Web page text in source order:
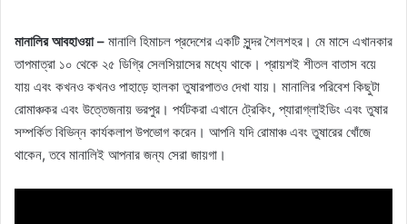
মানালির আবহাওয়া – মানালি হিমাচল প্রদেশের একটি সুন্দর শৈলশহর। মে মাসে এখানকার
তাপমাত্রা ১০ থেকে ২৫ ডিগ্রি সেলসিয়াসের মধ্যে থাকে। প্রায়শই শীতল বাতাস বয়ে
যায় এবং কখনও কখনও পাহাড়ে হালকা তুষারপাতও দেখা যায়। মানালির পরিবেশ কিছুটা
রোমাঞ্চকর এবং উত্তেজনায় ভরপুর। পর্যটকরা এখানে ট্রেকিং, প্যারাগ্লাইডিং এবং তুষার
সম্পর্কিত বিভিন্ন কার্যকলাপ উপভোগ করেন। আপনি যদি রোমাঞ্চ এবং তুষারের খোঁজে
থাকেন, তবে মানালিই আপনার জন্য সেরা জায়গা।